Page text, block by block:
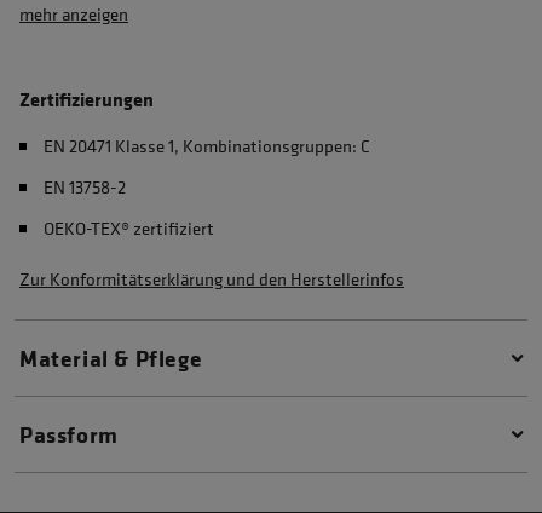
mehr anzeigen
Zertifizierungen
EN 20471 Klasse 1, Kombinationsgruppen: C
EN 13758-2
OEKO-TEX® zertifiziert
Zur Konformitätserklärung und den Herstellerinfos
Material & Pflege
Passform